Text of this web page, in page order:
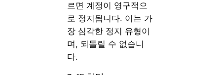
르면 계정이 영구적으
로 정지됩니다. 이는 가
장 심각한 정지 유형이
며, 되돌릴 수 없습니
다.